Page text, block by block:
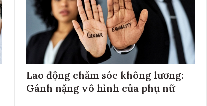
Lao động chăm sóc không lương:
Gánh nặng vô hình của phụ nữ